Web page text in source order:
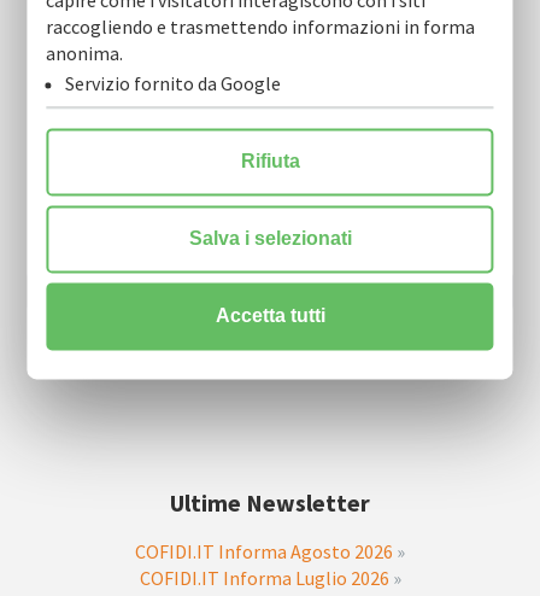
Newsletter
Scarica la nostra Newsletter e iscriviti per riceverla via mail.
Ultime Newsletter
COFIDI.IT Informa Agosto 2026 »
COFIDI.IT Informa Luglio 2026 »
raccogliendo e trasmettendo informazioni in forma
anonima.
Servizio fornito da Google
Rifiuta
Salva i selezionati
Accetta tutti